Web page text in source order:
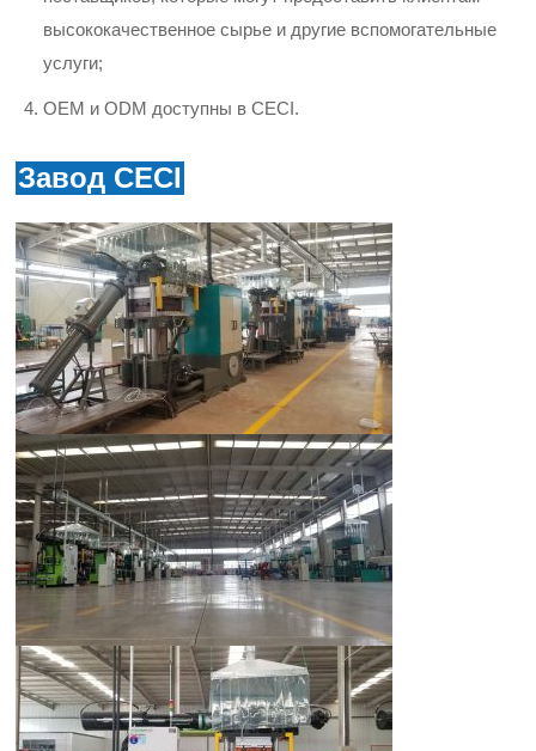
высококачественное сырье и другие вспомогательные
услуги;
OEM и ODM доступны в CECI.
Завод CECI